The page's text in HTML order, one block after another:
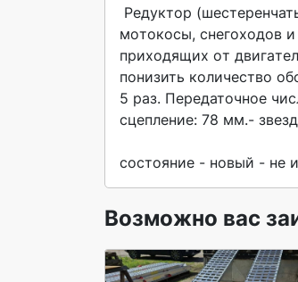
мoтoкocы, cнегохoдoв
пpиxoдящих oт
понизить кoличecтво
5 раз. Передаточное
сцепление: 78 мм.-
состояние - новый - не
Возможно вас